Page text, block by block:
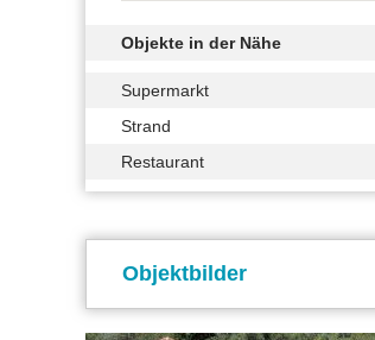
Objekte in der Nähe
Supermarkt
Strand
Restaurant
Objektbilder